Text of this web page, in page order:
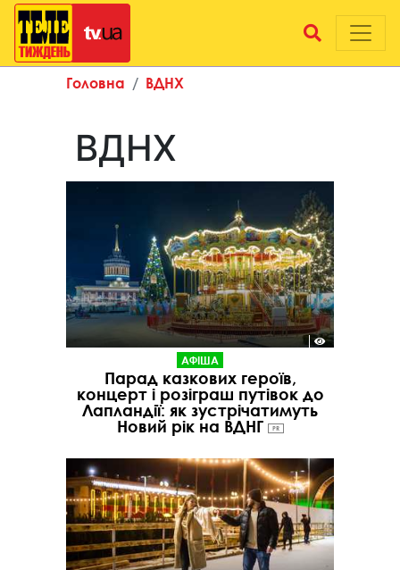
Головна ВДНХ
ВДНХ
АФІША
Парад казкових героїв,
концерт і розіграш путівок до
Лапландії: як зустрічатимуть
Новий рік на ВДНГ
PR